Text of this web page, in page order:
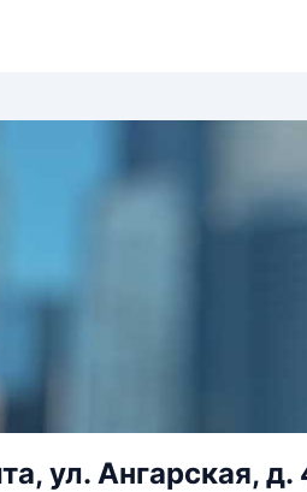
ул. Ангарская, д.